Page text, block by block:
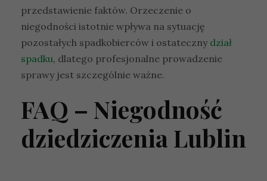
przedstawienie faktów. Orzeczenie o
niegodności istotnie wpływa na sytuację
pozostałych spadkobierców i ostateczny dział
spadku, dlatego profesjonalne prowadzenie
sprawy jest szczególnie ważne.
FAQ – Niegodność
dziedziczenia Lublin